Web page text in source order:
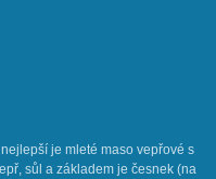
je mleté maso vepřové s
sůl a základem je česnek (na